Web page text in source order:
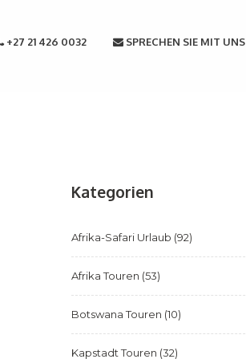
+27 21 426 0032 SPRECHEN SIE MIT UNS
Kategorien
Afrika-Safari Urlaub (92)
Afrika Touren (53)
Botswana Touren (10)
Kapstadt Touren (32)